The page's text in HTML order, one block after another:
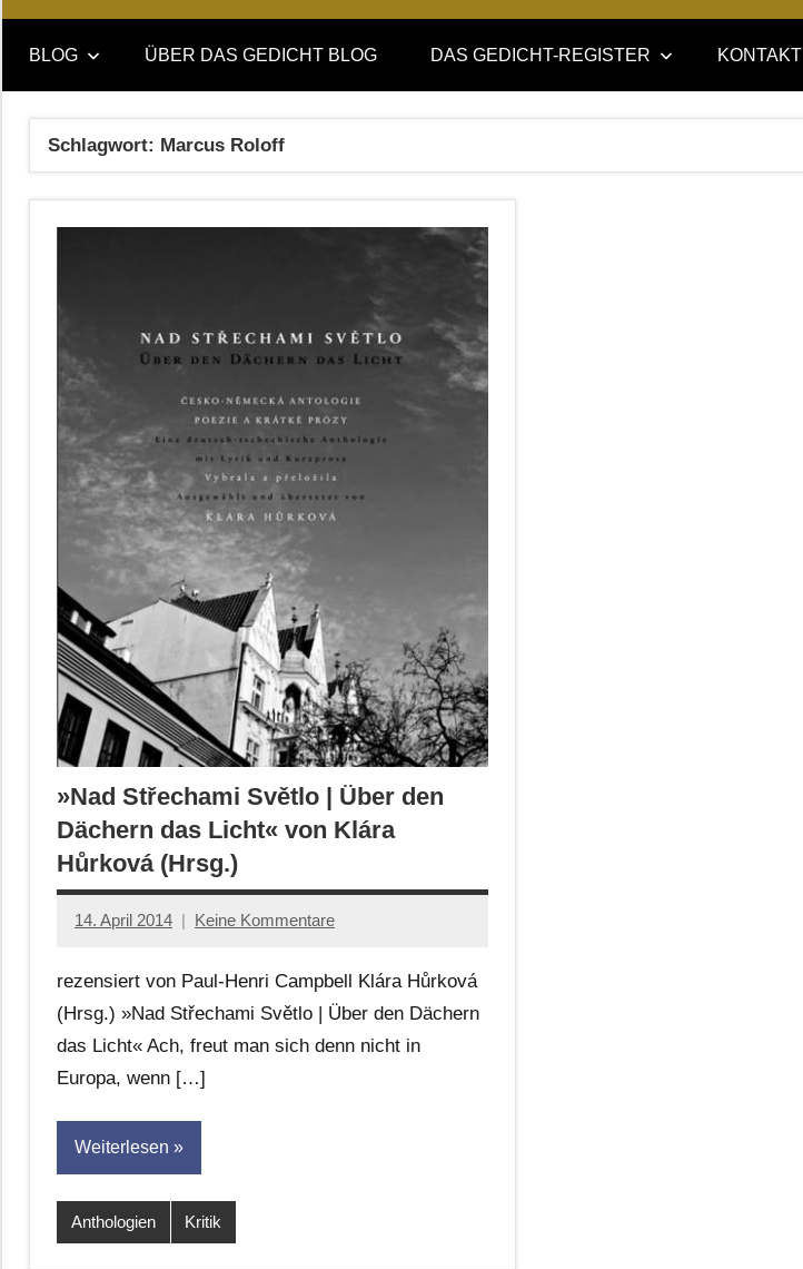
DAS
GEDICHT
blog
DAS
GEDICHT.
Zeitschrift
BLOG ÜBER DAS GEDICHT BLOG DAS GEDICHT-REGISTER KONTAKT
Schlagwort: Marcus Roloff
»Nad Střechami Světlo | Über den
Dächern das Licht« von Klára
Hůrková (Hrsg.)
14. April 2014
Anton
Leitner
Keine Kommentare
rezensiert von Paul-Henri Campbell Klára Hůrková
(Hrsg.) »Nad Střechami Světlo | Über den Dächern
das Licht« Ach, freut man sich denn nicht in
Europa, wenn […]
Weiterlesen
Anthologien Kritik